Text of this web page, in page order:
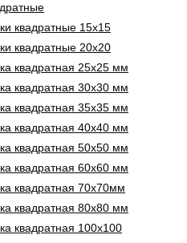
квадратные 15х15
квадратные 20х20
квадратная 25х25 мм
квадратная 30х30 мм
квадратная 35х35 мм
квадратная 40х40 мм
квадратная 50х50 мм
квадратная 60х60 мм
квадратная 70х70мм
квадратная 80х80 мм
квадратная 100х100